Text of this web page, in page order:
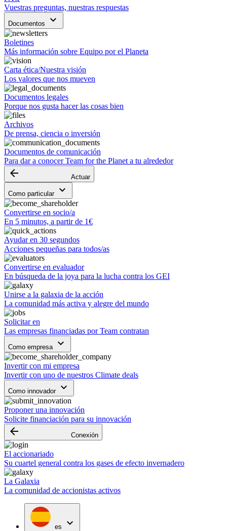
Vuestras preguntas, nuestras respuestas
Documentos keyboard_arrow_down
Boletines
Más información sobre Equipo por el Planeta
Carta ética/Nuestra visión
Los valores que nos mueven
Documentos legales
Porque nos gusta hacer las cosas bien
Archivos
De prensa, ciencia o inversión
Documentos de comunicación
Para dar a conocer Team for the Planet a tu alrededor
arrow_backward Actuar
Como particular keyboard_arrow_down
Convertirse en socio/a
En 5 minutos, a partir de 1€
Ayudar en 30 segundos
Acciones pequeñas para todos/as
Convertirse en evaluador
En búsqueda de la joya para la lucha contra los GEI
Unirse a la galaxia de la acción
La comunidad más activa y alegre del mundo
Solicitar en
Las empresas financiadas por Team contratan
Como empresa keyboard_arrow_down
Invertir con mi empresa
Invertir con uno de nuestros Climate deals
Como innovador keyboard_arrow_down
Proponer una innovación
Solicite financiación para su innovación
arrow_backward Conexión
El accionariado
Su cuartel general contra los gases de efecto invernadero
La Galaxia
La comunidad de accionistas activos
es expand_more